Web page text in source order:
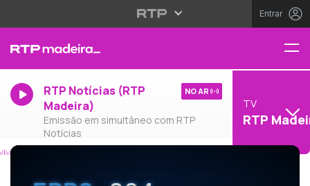
Entrar
RTP Notícias (RTP
Madeira)
Emissão em simultâneo com RTP
Notícias
NO AR
TV
RTP